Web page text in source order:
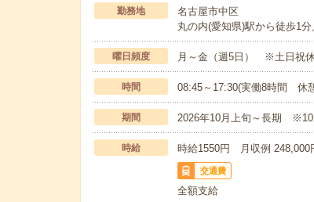
勤務地
名古屋市中区
丸の内(愛知県)駅から徒歩1
曜日頻度 月～金（週5日） ※土日祝
時間 08:45～17:30(実働8時間 休
期間 2026年10月上旬～長期 ※10
時給 時給1550円 月収例 248,000
交通費
全額支給